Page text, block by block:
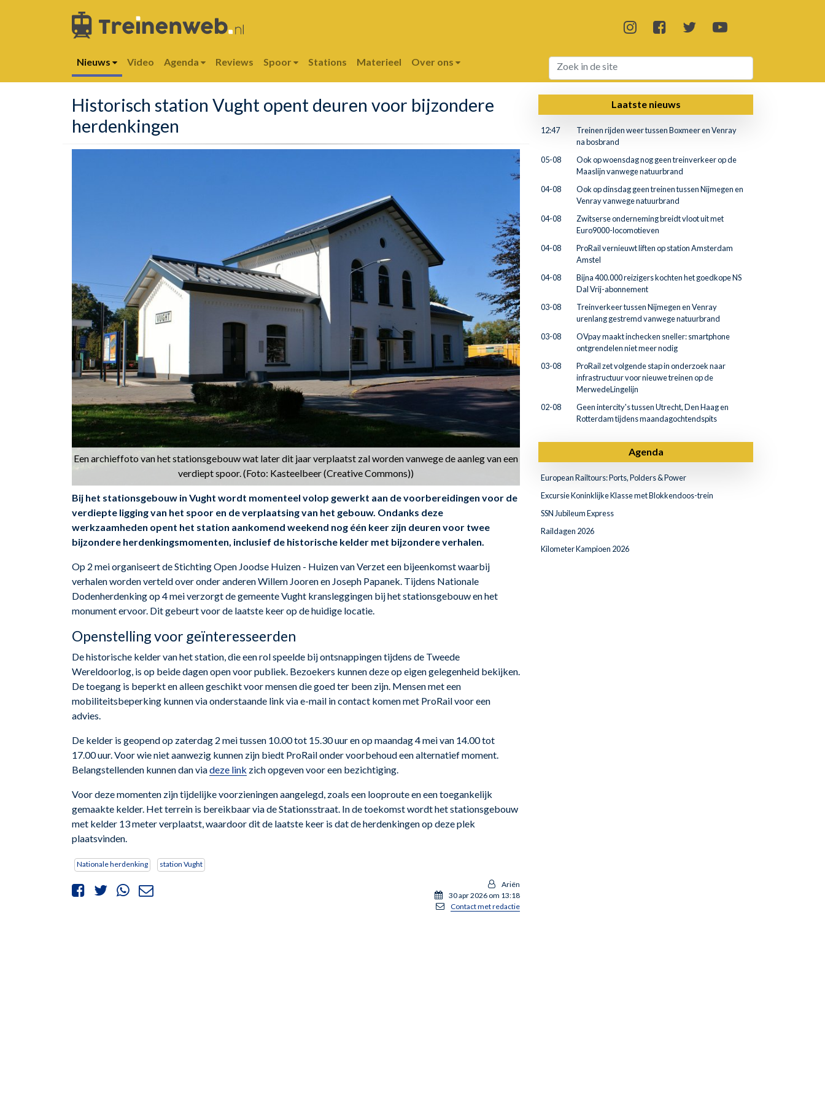
Nieuws Video Agenda Reviews Spoor Stations Materieel Over ons
Historisch station Vught opent deuren voor bijzondere
herdenkingen
Een archieffoto van het stationsgebouw wat later dit jaar verplaatst zal worden vanwege de aanleg van een
verdiept spoor. (Foto: Kasteelbeer (Creative Commons))
Bij het stationsgebouw in Vught wordt momenteel volop gewerkt aan de voorbereidingen voor de
verdiepte ligging van het spoor en de verplaatsing van het gebouw. Ondanks deze
werkzaamheden opent het station aankomend weekend nog één keer zijn deuren voor twee
bijzondere herdenkingsmomenten, inclusief de historische kelder met bijzondere verhalen.
Op 2 mei organiseert de Stichting Open Joodse Huizen - Huizen van Verzet een bijeenkomst waarbij
verhalen worden verteld over onder anderen Willem Jooren en Joseph Papanek. Tijdens Nationale
Dodenherdenking op 4 mei verzorgt de gemeente Vught kransleggingen bij het stationsgebouw en het
monument ervoor. Dit gebeurt voor de laatste keer op de huidige locatie.
Openstelling voor geïnteresseerden
De historische kelder van het station, die een rol speelde bij ontsnappingen tijdens de Tweede
Wereldoorlog, is op beide dagen open voor publiek. Bezoekers kunnen deze op eigen gelegenheid bekijken.
De toegang is beperkt en alleen geschikt voor mensen die goed ter been zijn. Mensen met een
mobiliteitsbeperking kunnen via onderstaande link via e-mail in contact komen met ProRail voor een
advies.
De kelder is geopend op zaterdag 2 mei tussen 10.00 tot 15.30 uur en op maandag 4 mei van 14.00 tot
17.00 uur. Voor wie niet aanwezig kunnen zijn biedt ProRail onder voorbehoud een alternatief moment.
Belangstellenden kunnen dan viadeze link zich opgeven voor een bezichtiging.
Voor deze momenten zijn tijdelijke voorzieningen aangelegd, zoals een looproute en een toegankelijk
gemaakte kelder. Het terrein is bereikbaar via de Stationsstraat. In de toekomst wordt het stationsgebouw
met kelder 13 meter verplaatst, waardoor dit de laatste keer is dat de herdenkingen op deze plek
plaatsvinden.
Nationale herdenking station Vught
Ariën
30 apr 2026 om 13:18
Contact met redactie
Laatste nieuws
12:47
Treinen rijden weer tussen Boxmeer en Venray
na bosbrand
05-08
Ook op woensdag nog geen treinverkeer op de
Maaslijn vanwege natuurbrand
04-08
Ook op dinsdag geen treinen tussen Nijmegen en
Venray vanwege natuurbrand
04-08
Zwitserse onderneming breidt vloot uit met
Euro9000-locomotieven
04-08
ProRail vernieuwt liften op station Amsterdam
Amstel
04-08
Bijna 400.000 reizigers kochten het goedkope NS
Dal Vrij-abonnement
03-08
Treinverkeer tussen Nijmegen en Venray
urenlang gestremd vanwege natuurbrand
03-08
OVpay maakt inchecken sneller: smartphone
ontgrendelen niet meer nodig
03-08
ProRail zet volgende stap in onderzoek naar
infrastructuur voor nieuwe treinen op de
MerwedeLingelijn
02-08
Geen intercity's tussen Utrecht, Den Haag en
Rotterdam tijdens maandagochtendspits
Agenda
European Railtours: Ports, Polders & Power
Excursie Koninklijke Klasse met Blokkendoos-trein
SSN Jubileum Express
Raildagen 2026
Kilometer Kampioen 2026